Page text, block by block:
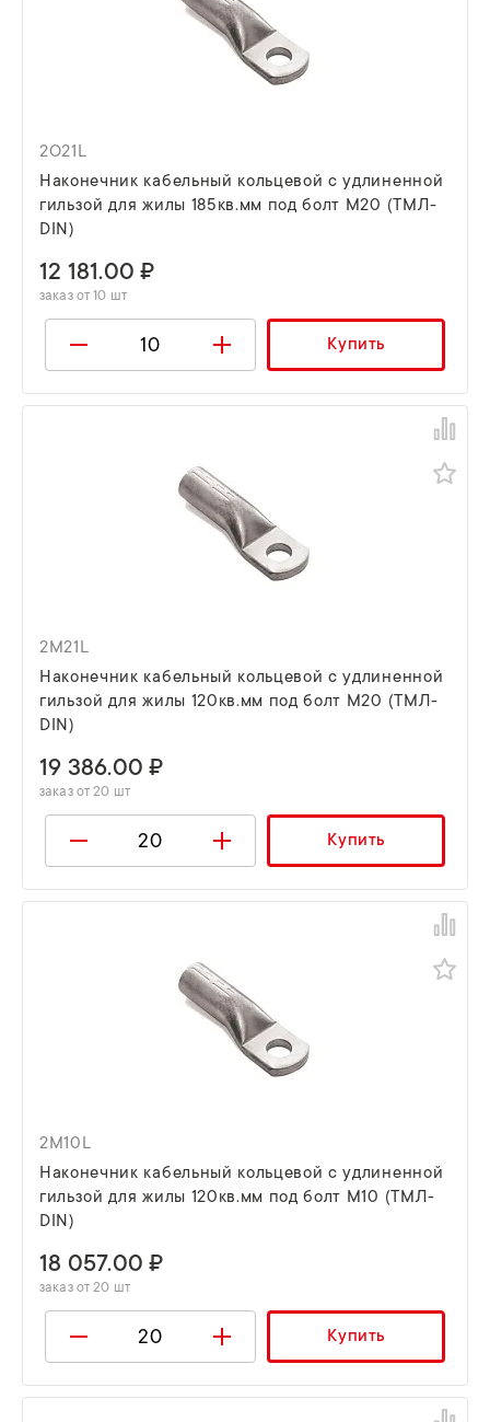
2O21L
Наконечник кабельный кольцевой с удлиненной
гильзой для жилы 185кв.мм под болт М20 (ТМЛ-
DIN)
12 181.00 ₽
заказ от 10 шт
Купить
2M21L
Наконечник кабельный кольцевой с удлиненной
гильзой для жилы 120кв.мм под болт М20 (ТМЛ-
DIN)
19 386.00 ₽
заказ от 20 шт
Купить
2M10L
Наконечник кабельный кольцевой с удлиненной
гильзой для жилы 120кв.мм под болт М10 (ТМЛ-
DIN)
18 057.00 ₽
заказ от 20 шт
Купить